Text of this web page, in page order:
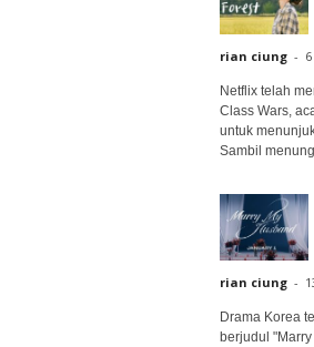
rian ciung -
Netflix telah
Class Wars,
untuk
Sambil
rian ciung -
Drama Korea
berjudul